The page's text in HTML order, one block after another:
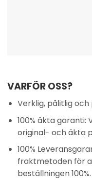
VARFÖR OSS?
Verklig, pålitlig
100% äkta garanti:
original- och äkta
100%
fraktmetoden för
beställningen 100%.